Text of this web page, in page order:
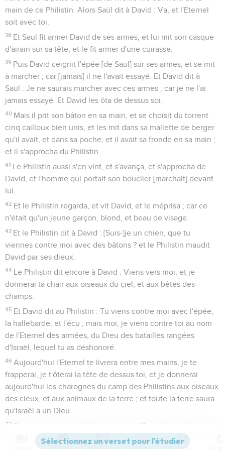
main de ce Philistin. Alors Saül dit à David : Va, et l'Eternel
soit avec toi.
38 Et Saül fit armer David de ses armes, et lui mit son casque
d'airain sur sa tête, et le fit armer d'une cuirasse.
39 Puis David ceignit l'épée [de Saül] sur ses armes, et se mit
à marcher ; car [jamais] il ne l'avait essayé. Et David dit à
Saül : Je ne saurais marcher avec ces armes ; car je ne l'ai
jamais essayé. Et David les ôta de dessus soi.
40 Mais il prit son bâton en sa main, et se choisit du torrent
cinq cailloux bien unis, et les mit dans sa mallette de berger
qu'il avait, et dans sa poche, et il avait sa fronde en sa main ;
et il s'approcha du Philistin.
41 Le Philistin aussi s'en vint, et s'avança, et s'approcha de
David, et l'homme qui portait son bouclier [marchait] devant
lui.
42 Et le Philistin regarda, et vit David, et le méprisa ; car ce
n'était qu'un jeune garçon, blond, et beau de visage.
43 Et le Philistin dit à David : [Suis-]je un chien, que tu
viennes contre moi avec des bâtons ? et le Philistin maudit
David par ses dieux.
44 Le Philistin dit encore à David : Viens vers moi, et je
donnerai ta chair aux oiseaux du ciel, et aux bêtes des
champs.
45 Et David dit au Philistin : Tu viens contre moi avec l'épée,
la hallebarde, et l'écu ; mais moi, je viens contre toi au nom
de l'Eternel des armées, du Dieu des batailles rangées
d'Israël, lequel tu as déshonoré.
46 Aujourd'hui l'Eternel te livrera entre mes mains, je te
frapperai, je t'ôterai la tête de dessus toi, et je donnerai
aujourd'hui les charognes du camp des Philistins aux oiseaux
des cieux, et aux animaux de la terre ; et toute la terre saura
qu'Israël a un Dieu.
47 Et toute cette assemblée saura que l'Eternel ne délivre
point par l'épée ni par la hallebarde ; car cette bataille est à
l'Eternel, qui vous livrera entre nos mains.
Versions Commentaires Strong